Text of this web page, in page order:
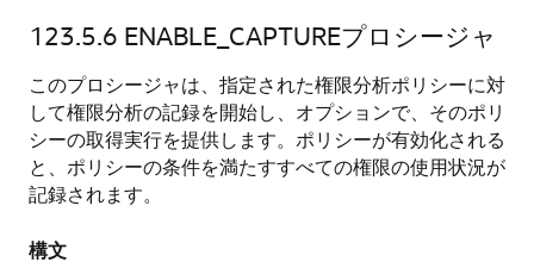
123.5.6 ENABLE_CAPTUREプロシージャ
このプロシージャは、指定された権限分析ポリシーに対
して権限分析の記録を開始し、オプションで、そのポリ
シーの取得実行を提供します。ポリシーが有効化される
と、ポリシーの条件を満たすすべての権限の使用状況が
記録されます。
構文